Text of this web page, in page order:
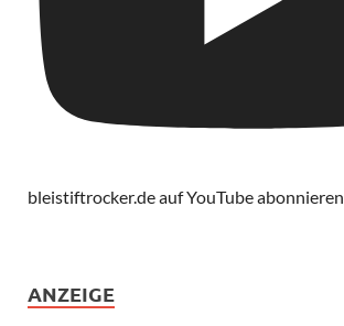
bleistiftrocker.de auf YouTube abonnieren
ANZEIGE